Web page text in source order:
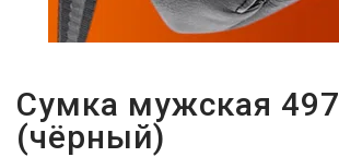
Сумка мужская
(чёрный)